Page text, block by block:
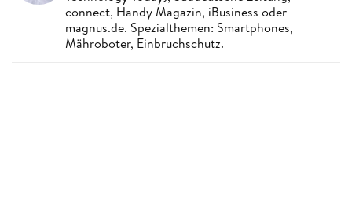
connect, Handy Magazin, iBusiness oder
magnus.de. Spezialthemen: Smartphones,
Mähroboter, Einbruchschutz.